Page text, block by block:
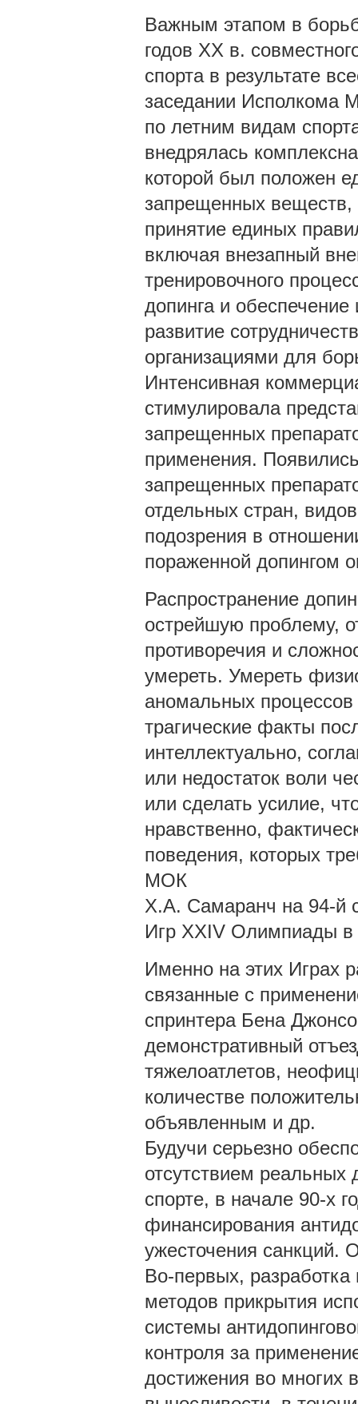
Важным этапом в
годов XX в.
спорта в результате
заседании Исполкома
по летним видам
внедрялась
которой был положен
запрещенных
принятие единых
включая внезапный
тренировочного
допинга и
развитие
организациями для
Интенсивная
стимулировала
запрещенных
применения.
запрещенных
отдельных стран,
подозрения в
пораженной допингом
Распространение
острейшую проблему,
противоречия и
умереть. Умереть
аномальных
трагические факты
интеллектуально,
или недостаток воли
или сделать усилие,
нравственно,
поведения, которых
МОК
Х.А. Самаранч на 94-й
Игр XXIV Олимпиады в
Именно на этих Играх
связанные с
спринтера Бена
демонстративный
тяжелоатлетов,
количестве
объявленным и др.
Будучи серьезно
отсутствием реальных
спорте, в начале 90-х
финансирования
ужесточения санкций.
Во-первых,
методов прикрытия
системы
контроля за
достижения во многих